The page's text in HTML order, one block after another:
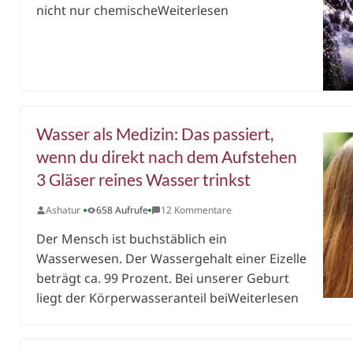
nicht nur chemischeWeiterlesen
Wasser als Medizin: Das passiert,
wenn du direkt nach dem Aufstehen
3 Gläser reines Wasser trinkst
Ashatur 658 Aufrufe 12 Kommentare
Der Mensch ist buchstäblich ein
Wasserwesen. Der Wassergehalt einer Eizelle
beträgt ca. 99 Prozent. Bei unserer Geburt
liegt der Körperwasseranteil beiWeiterlesen